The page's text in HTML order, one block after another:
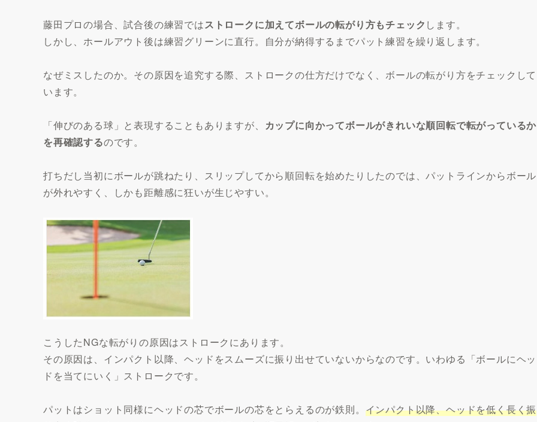
藤田プロの場合、試合後の練習ではストロークに加えてボールの転がり方もチェック します。
しかし、ホールアウト後は練習グリーンに直行。自分が納得するまでパット練習を繰り返します。
なぜミスしたのか。その原因を追究する際、ストロークの仕方だけでなく、ボールの転がり方をチェックして
います。
「伸びのある球」と表現することもありますが、
カップに向かってボールがきれいな順回転で転がっているか
を再確認するのです。
打ちだし当初にボールが跳ねたり、スリップしてから順回転を始めたりしたのでは、パットラインからボール
が外れやすく、しかも距離感に狂いが生じやすい。
こうしたNGな転がりの原因はストロークにあります。
その原因は、インパクト以降、ヘッドをスムーズに振り出せていないからなのです。いわゆる「ボールにヘッ
ドを当てにいく」ストロークです。
パットはショット同様にヘッドの芯でボールの芯をとらえるのが鉄則。 インパクト以降、ヘッドを低く長く振